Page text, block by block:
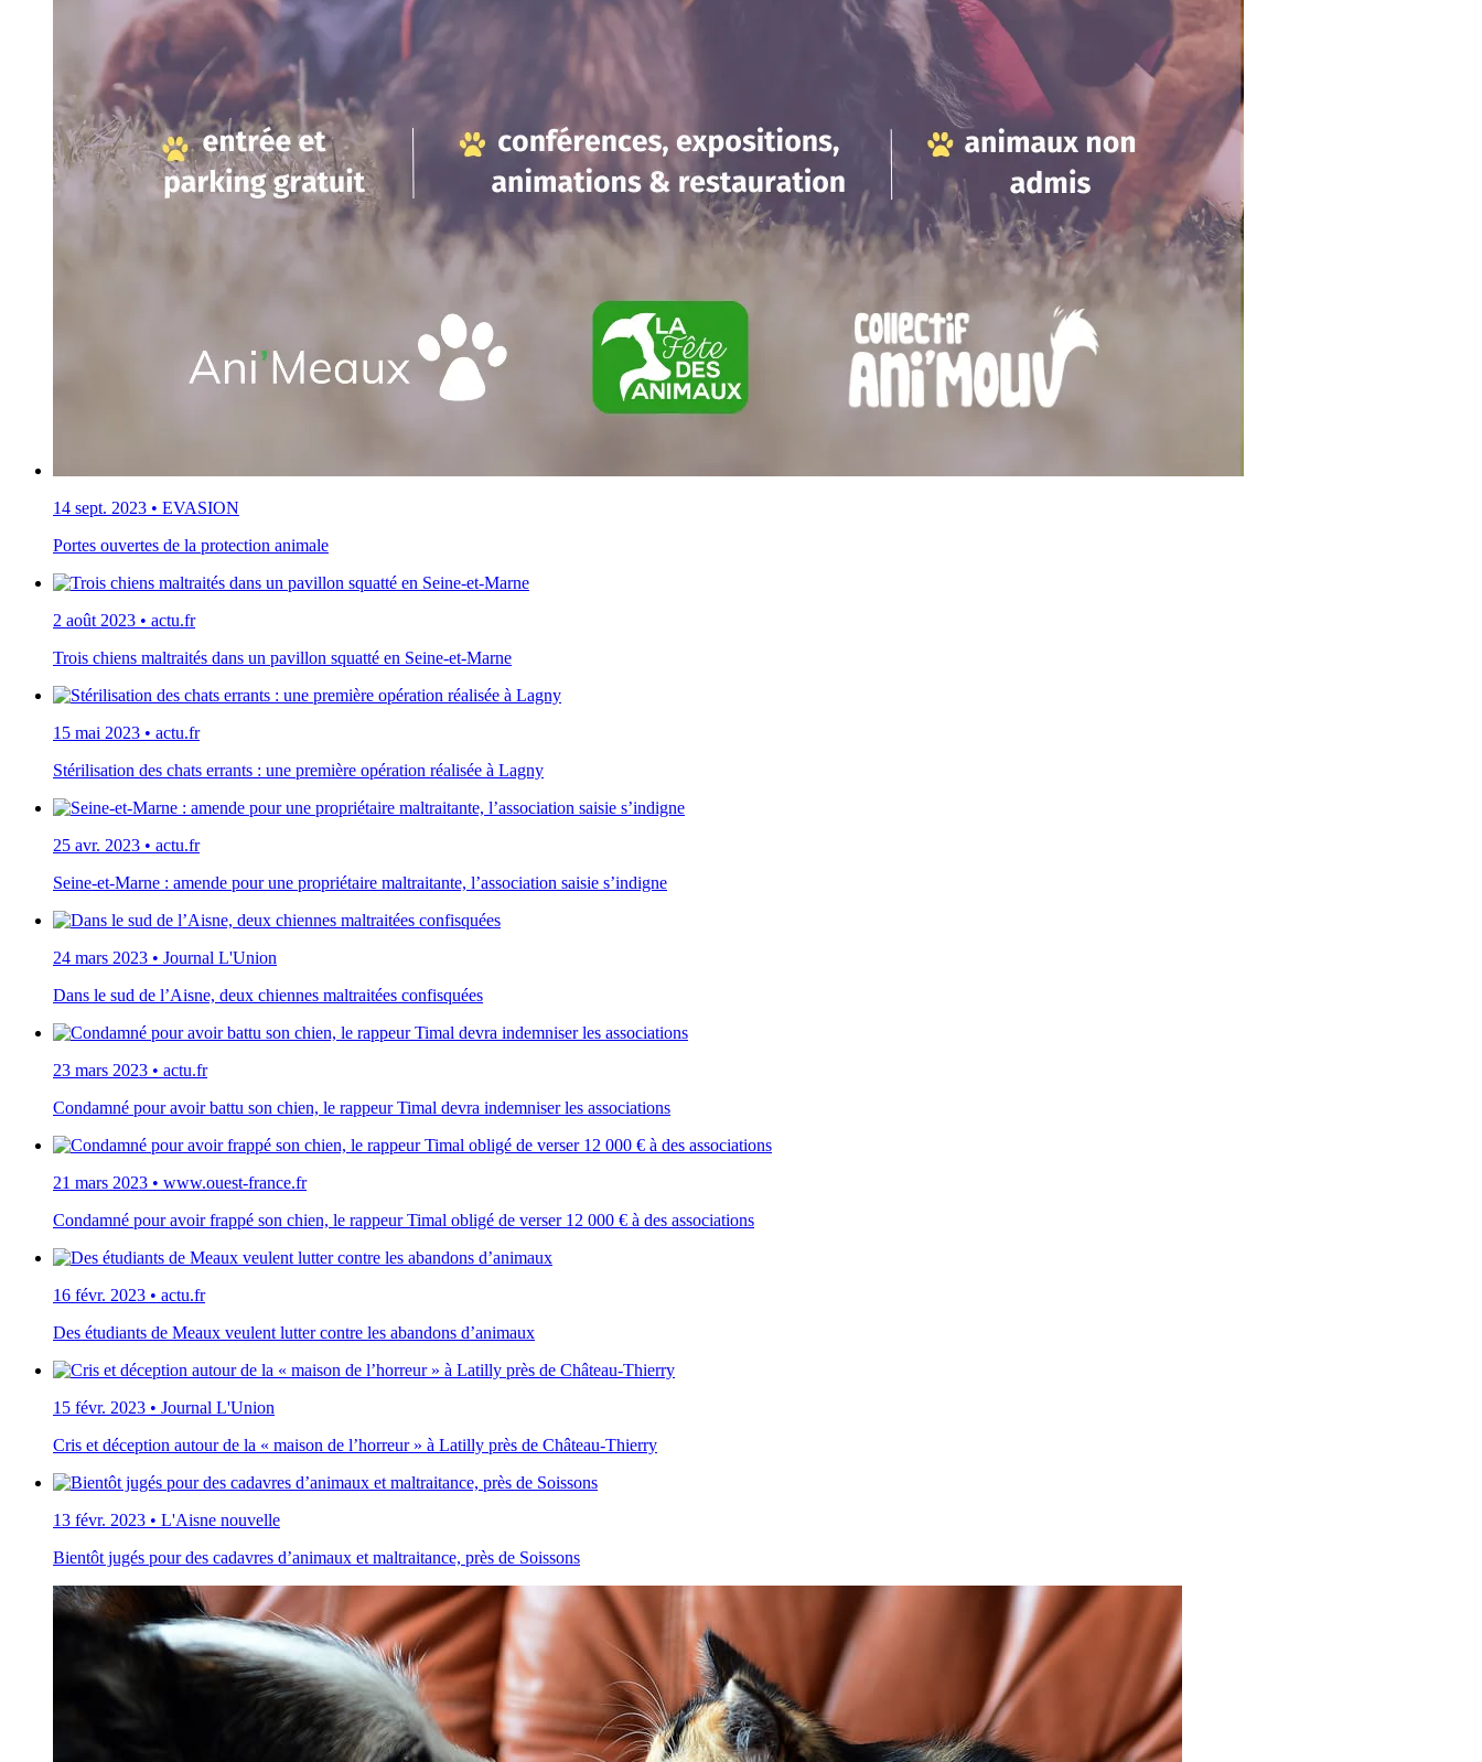
14 sept. 2023 • EVASION
Portes ouvertes de la protection animale
2 août 2023 • actu.fr
Trois chiens maltraités dans un pavillon squatté en Seine-et-Marne
15 mai 2023 • actu.fr
Stérilisation des chats errants : une première opération réalisée à Lagny
25 avr. 2023 • actu.fr
Seine-et-Marne : amende pour une propriétaire maltraitante, l’association saisie s’indigne
24 mars 2023 • Journal L'Union
Dans le sud de l’Aisne, deux chiennes maltraitées confisquées
23 mars 2023 • actu.fr
Condamné pour avoir battu son chien, le rappeur Timal devra indemniser les associations
21 mars 2023 • www.ouest-france.fr
Condamné pour avoir frappé son chien, le rappeur Timal obligé de verser 12 000 € à des associations
16 févr. 2023 • actu.fr
Des étudiants de Meaux veulent lutter contre les abandons d’animaux
15 févr. 2023 • Journal L'Union
Cris et déception autour de la « maison de l’horreur » à Latilly près de Château-Thierry
13 févr. 2023 • L'Aisne nouvelle
Bientôt jugés pour des cadavres d’animaux et maltraitance, près de Soissons